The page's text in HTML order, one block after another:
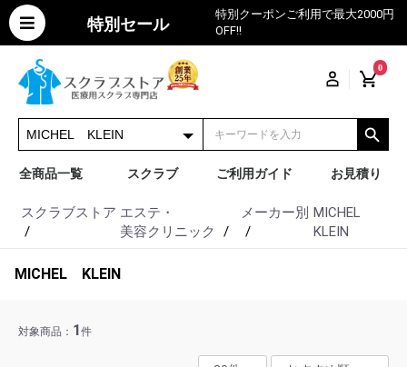
特別セール
特別クーポンご利用で最大2000円
OFF!!
0
全商品一覧 スクラブ ご利用ガイド お見積り
スクラブストア エステ・
美容クリニック
メーカー別 MICHEL
KLEIN
MICHEL KLEIN
対象商品： 1 件